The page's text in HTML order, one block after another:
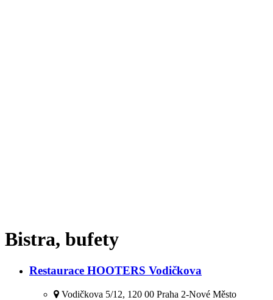
Bistra, bufety
Restaurace HOOTERS Vodičkova
Vodičkova 5/12, 120 00 Praha 2-Nové Město